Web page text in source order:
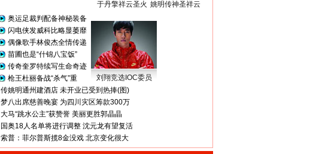
于丹擎祥云圣火 姚明传神圣祥云
奥运足裁判配备神秘装备
闪电侠发威科比略显萎靡
偶像歌手林俊杰全情传递
苗圃也是“什锦八宝饭”
传奇奎罗特续写生命奇迹
枪王杜丽备战“杀气”重
刘翔竞选IOC委员
传姚明通州建酒店 未开业已受到热捧(图)
梦八出席慈善晚宴 为四川灾区筹款300万
大马“跳水公主”获赞誉 美丽更胜郭晶晶
国奥18人名单将进行调整 沈元龙有望复活
索普：菲尔普斯揽8金没戏 北京变化很大